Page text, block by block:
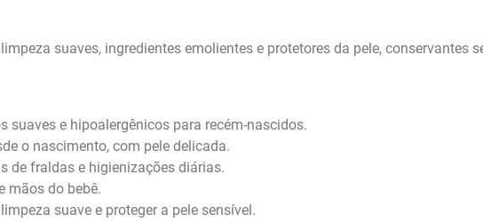
suaves, ingredientes emolientes e protetores da pele, conservantes
suaves e hipoalergênicos para recém-nascidos.
o nascimento, com pele delicada.
de fraldas e higienizações diárias.
mãos do bebê.
suave e proteger a pele sensível.